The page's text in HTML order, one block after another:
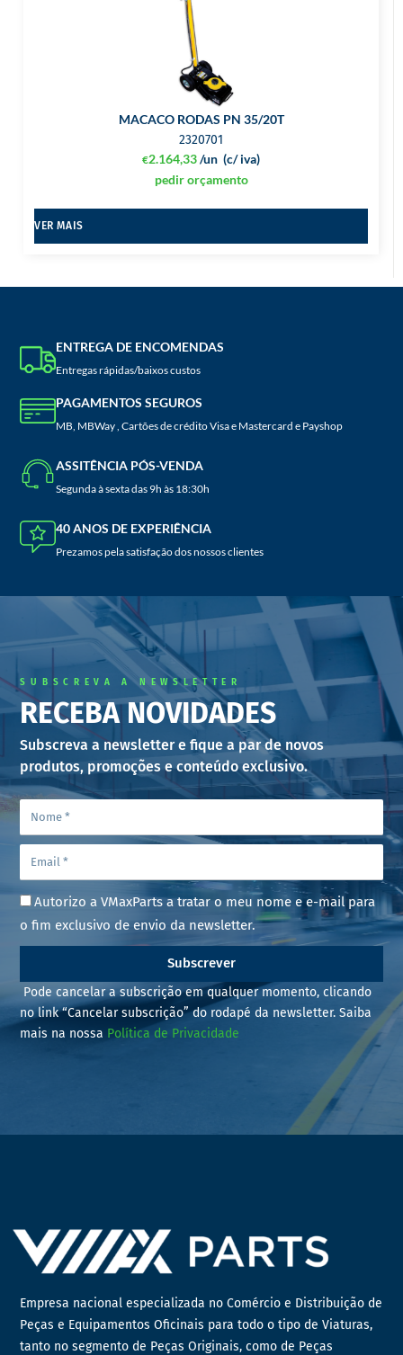
MACACO RODAS PN 35/20T
2320701
€2.164,33 (c/ iva)
/un
pedir orçamento
VER MAIS
ENTREGA DE ENCOMENDAS
Entregas rápidas/baixos custos
PAGAMENTOS SEGUROS
MB, MBWay , Cartões de crédito Visa e Mastercard e Payshop
ASSITÊNCIA PÓS-VENDA
Segunda à sexta das 9h às 18:30h
40 ANOS DE EXPERIÊNCIA
Prezamos pela satisfação dos nossos clientes
SUBSCREVA A NEWSLETTER
RECEBA NOVIDADES
Subscreva a newsletter e fique a par de novos
produtos, promoções e conteúdo exclusivo.
Autorizo a VMaxParts a tratar o meu nome e e-mail para
o fim exclusivo de envio da newsletter.
Subscrever
Pode cancelar a subscrição em qualquer momento, clicando
no link “Cancelar subscrição” do rodapé da newsletter. Saiba
mais na nossa Política de Privacidade
Empresa nacional especializada no Comércio e Distribuição de
Peças e Equipamentos Oficinais para todo o tipo de Viaturas,
tanto no segmento de Peças Originais, como de Peças